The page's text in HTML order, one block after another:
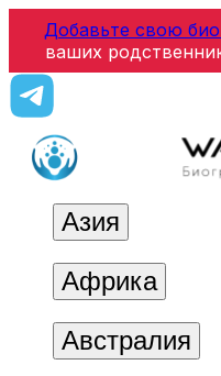
Добавьте свою
ваших
Азия
Африка
Австралия